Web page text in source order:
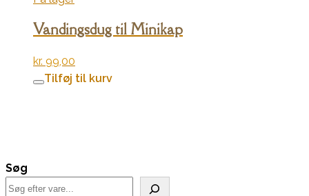
Vandingsdug til Minikap
kr. 99,00
Tilføj til kurv
Søg